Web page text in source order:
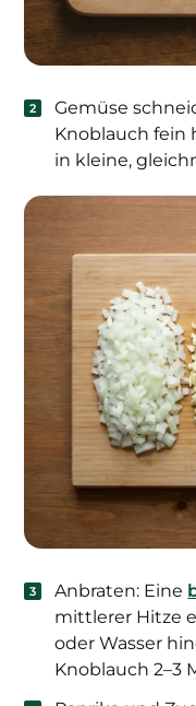
Gemüse
Knoblauch fein
in kleine,
Anbraten: Eine
mittlerer Hitze
oder Wasser
Knoblauch 2–3